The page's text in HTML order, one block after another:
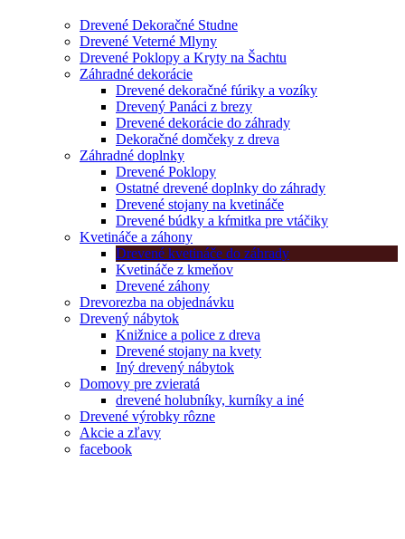
Drevené Dekoračné Studne
Drevené Veterné Mlyny
Drevené Poklopy a Kryty na Šachtu
Záhradné dekorácie
Drevené dekoračné fúriky a vozíky
Drevený Panáci z brezy
Drevené dekorácie do záhrady
Dekoračné domčeky z dreva
Záhradné doplnky
Drevené Poklopy
Ostatné drevené doplnky do záhrady
Drevené stojany na kvetináče
Drevené búdky a kŕmitka pre vtáčiky
Kvetináče a záhony
Drevené kvetináče do záhrady
Kvetináče z kmeňov
Drevené záhony
Drevorezba na objednávku
Drevený nábytok
Knižnice a police z dreva
Drevené stojany na kvety
Iný drevený nábytok
Domovy pre zvieratá
drevené holubníky, kurníky a iné
Drevené výrobky rôzne
Akcie a zľavy
facebook